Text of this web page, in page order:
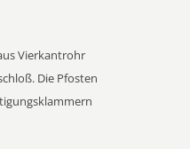
Vierkantrohr
Die Pfosten